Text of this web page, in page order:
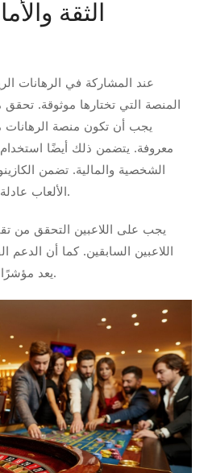
الثقة
عند المشاركة في الرهانات
المنصة التي تختارها موثوقة.
يجب أن تكون منصة
معروفة. يتضمن ذلك أيضًا استخدام
الشخصية والمالية. تضمن
الألعاب عادلة وأن تكون النتائج غير متوقعة.
يجب على اللاعبين التحقق من
اللاعبين السابقين. كما أن الدعم
يعد مؤشرًا آخر على مدى جدارة المنصة.